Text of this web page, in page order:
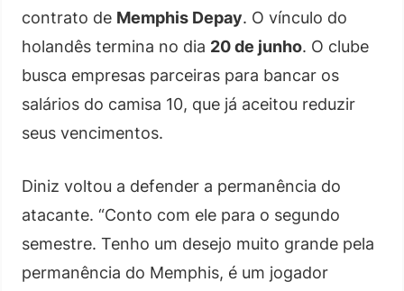
contrato de Memphis Depay. O vínculo do
holandês termina no dia 20 de junho. O clube
busca empresas parceiras para bancar os
salários do camisa 10, que já aceitou reduzir
seus vencimentos.
Diniz voltou a defender a permanência do
atacante. “Conto com ele para o segundo
semestre. Tenho um desejo muito grande pela
permanência do Memphis, é um jogador